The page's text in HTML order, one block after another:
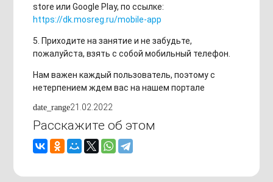
store или Google Play, по ссылке:
https://dk.mosreg.ru/mobile-app
5. Приходите на занятие и не забудьте,
пожалуйста, взять с собой мобильный телефон.
Нам важен каждый пользователь, поэтому с
нетерпением ждем вас на нашем портале
date_range21.02.2022
Расскажите об этом